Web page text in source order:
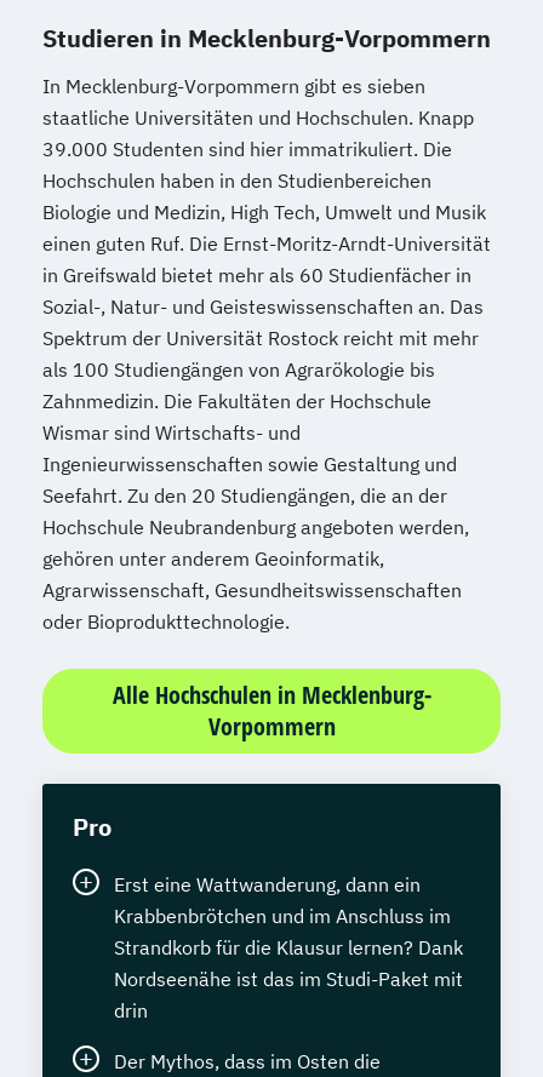
Wirtschaftswissenschaftler
Wirtschafts­ingenieur­wesen
Fahrzeugtechnik
Wirtschafts­ingenieur­wesen
Kunststofftechnik
Wirtschafts­ingenieur­wesen Mechatronik
Wirtschafts­ingenieur­wesen Medizintechnik
Wirtschafts­ingenieur­wesen
Verfahrenstechnik
Zukunftsmanagement
Studieren in Mecklenburg-Vorpommern
In Mecklenburg-Vorpommern gibt es sieben
staatliche Universitäten und Hochschulen. Knapp
39.000 Studenten sind hier immatrikuliert. Die
Hochschulen haben in den Studienbereichen
Biologie und Medizin, High Tech, Umwelt und Musik
einen guten Ruf. Die Ernst-Moritz-Arndt-Universität
in Greifswald bietet mehr als 60 Studienfächer in
Sozial-, Natur- und Geisteswissenschaften an. Das
Spektrum der Universität Rostock reicht mit mehr
als 100 Studiengängen von Agrarökologie bis
Zahnmedizin. Die Fakultäten der Hochschule
Wismar sind Wirtschafts- und
Ingenieurwissenschaften sowie Gestaltung und
Seefahrt. Zu den 20 Studiengängen, die an der
Hochschule Neubrandenburg angeboten werden,
gehören unter anderem Geoinformatik,
Agrarwissenschaft, Gesundheitswissenschaften
oder Bioprodukttechnologie.
Alle Hochschulen in Mecklenburg-
Vorpommern
Pro
Erst eine Wattwanderung, dann ein
Krabbenbrötchen und im Anschluss im
Strandkorb für die Klausur lernen? Dank
Nordseenähe ist das im Studi-Paket mit
drin
Der Mythos, dass im Osten die